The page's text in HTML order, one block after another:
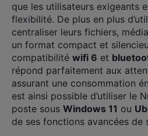
que les utilisateurs exigeants
flexibilité. De plus en plus
centraliser leurs fichiers,
un format compact et
compatibilité wifi 6 et
répond parfaitement aux
assurant une consommation
est ainsi possible d’utiliser le
poste sous Windows 11 ou
de ses fonctions avancées de